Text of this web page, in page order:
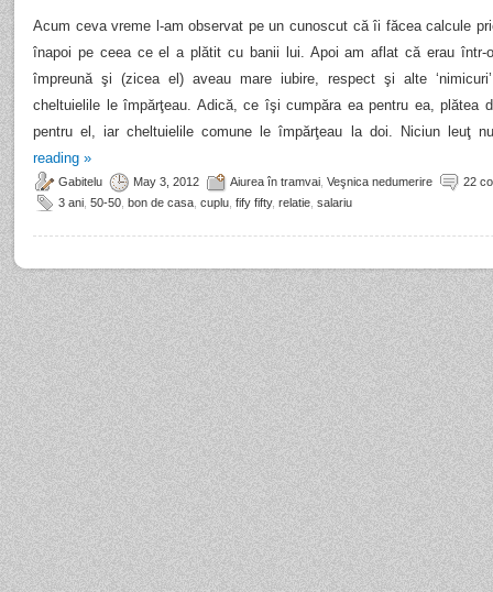
Acum ceva vreme l-am observat pe un cunoscut că îi făcea calcule
înapoi pe ceea ce el a plătit cu banii lui. Apoi am aflat că erau într-
împreună şi (zicea el) aveau mare iubire, respect şi alte
cheltuielile le împărţeau. Adică, ce îşi cumpăra ea pentru ea, plătea
pentru el, iar cheltuielile comune le împărţeau la doi. Niciun leuţ
reading »
Gabitelu May 3, 2012 Aiurea în tramvai Veşnica nedumerire
22
3 ani 50-50 bon de casa cuplu fify fifty, relatie salariu